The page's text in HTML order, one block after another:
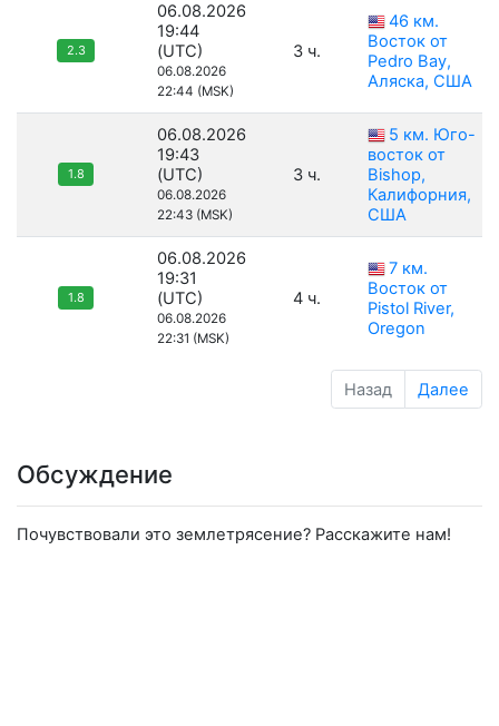
2.3
06.08.2026
19:44
(UTC)
06.08.2026
22:44 (MSK)
3 ч.
46 км.
Восток от
Pedro Bay,
Аляска, США
1.8
06.08.2026
19:43
(UTC)
06.08.2026
22:43 (MSK)
3 ч.
5 км. Юго-
восток от
Bishop,
Калифорния,
США
1.8
06.08.2026
19:31
(UTC)
06.08.2026
22:31 (MSK)
4 ч.
7 км.
Восток от
Pistol River,
Oregon
Назад Далее
Обсуждение
Почувствовали это землетрясение? Расскажите нам!